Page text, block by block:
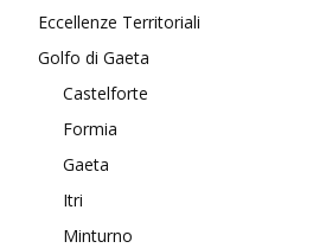
Eccellenze Territoriali
Golfo di Gaeta
Castelforte
Formia
Gaeta
Itri
Minturno